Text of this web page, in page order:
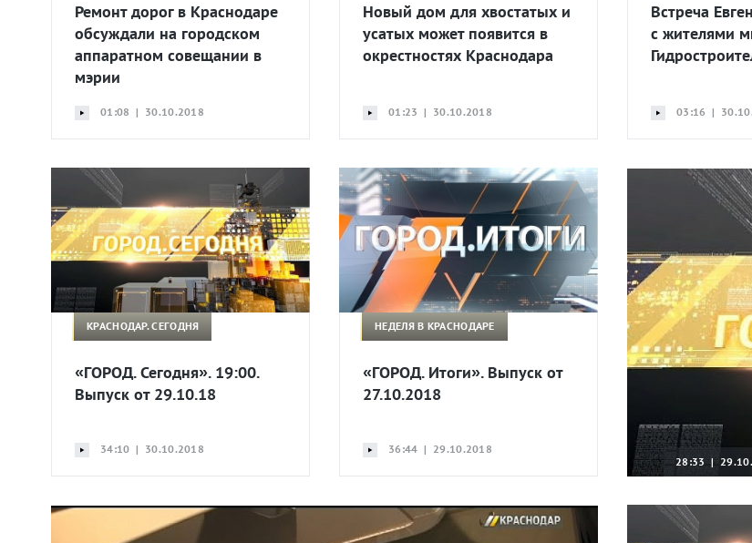
Ремонт дорог в Краснодаре
обсуждали на городском
аппаратном совещании в
мэрии
01:08 | 30.10.2018
Новый дом для хвостатых и
усатых может появится в
окрестностях Краснодара
01:23 | 30.10.2018
Встреча
с жителями
03:16 |
КРАСНОДАР. СЕГОДНЯ
«ГОРОД. Сегодня». 19:00.
Выпуск от 29.10.18
34:10 | 30.10.2018
НЕДЕЛЯ В КРАСНОДАРЕ
«ГОРОД. Итоги». Выпуск от
27.10.2018
36:44 | 29.10.2018
28:33 |